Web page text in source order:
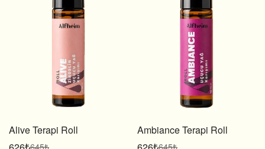
Alive Terapi Roll
Ambiance Terapi Roll